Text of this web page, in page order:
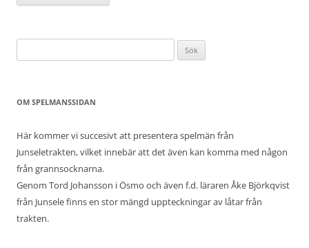
efter:
OM SPELMANSSIDAN
Här kommer vi succesivt att presentera spelmän från
Junseletrakten, vilket innebär att det även kan komma med någon
från grannsocknarna.
Genom Tord Johansson i Ösmo och även f.d. läraren Åke Björkqvist
från Junsele finns en stor mängd uppteckningar av låtar från
trakten.